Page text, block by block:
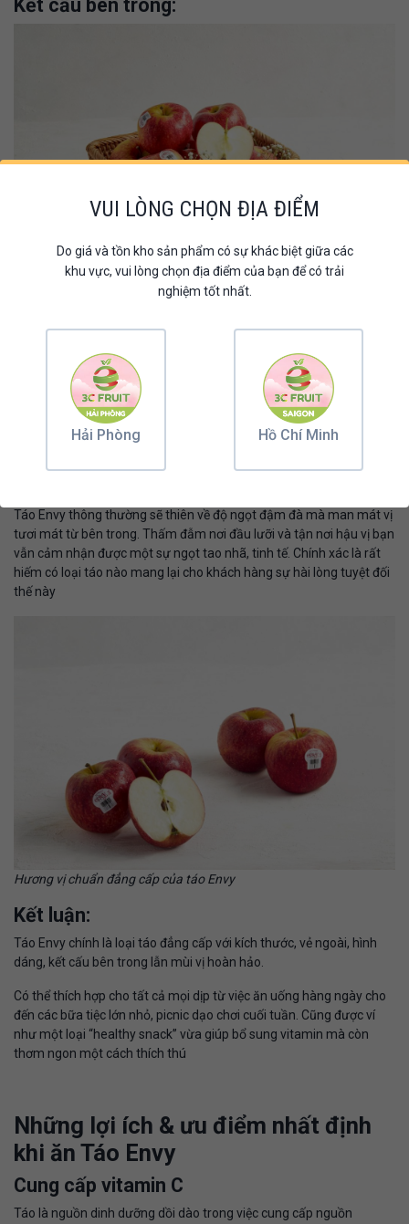
Kết cấu bên trong:
Kết cấu chắc giòn của táo Envy khiến nhiều người mê mẩn
Nói về kết cấu bên trong thì không thể không nhắc đến độ chắc
giòn. Những từ ngữ miêu tả chính xác nhất chính là 2 từ “giòn rụm”.
Đúng vậy, từng lát táo Envy khi bổ ra và thưởng thức sẽ mang đến
cho bạn một độ giòn vừa đủ nhưng vô cùng tinh tế. Một số khách
hàng chia sẻ rằng họ thích độ giòn tan này từ táo Envy vì không
Táo Envy thông thường sẽ thiên về độ ngọt đậm đà mà man mát vị
tươi mát từ bên trong. Thấm đẫm nơi đầu lưỡi và tận nơi hậu vị bạn
vẫn cảm nhận được một sự ngọt tao nhã, tinh tế. Chính xác là rất
hiếm có loại táo nào mang lại cho khách hàng sự hài lòng tuyệt đối
thế này
Hương vị chuẩn đẳng cấp của táo Envy
Kết luận:
Táo Envy chính là loại táo đẳng cấp với kích thước, vẻ ngoài, hình
dáng, kết cấu bên trong lẫn mùi vị hoàn hảo.
Có thể thích hợp cho tất cả mọi dịp từ việc ăn uống hàng ngày cho
đến các bữa tiệc lớn nhỏ, picnic dạo chơi cuối tuần. Cũng được ví
như một loại “healthy snack” vừa giúp bổ sung vitamin mà còn
thơm ngon một cách thích thú
Những lợi ích & ưu điểm nhất định
khi ăn Táo Envy
Cung cấp vitamin C
Táo là nguồn dinh dưỡng dồi dào trong việc cung cấp nguồn
VUI LÒNG CHỌN ĐỊA ĐIỂM
Do giá và tồn kho sản phẩm có sự khác biệt giữa các
khu vực, vui lòng chọn địa điểm của bạn để có trải
nghiệm tốt nhất.
Hải Phòng Hồ Chí Minh